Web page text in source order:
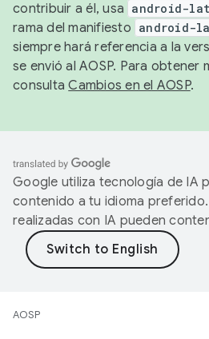
contribuir a él, usa android-
rama del manifiesto android-
siempre hará referencia a la
se envió al AOSP. Para obtener
consultaCambios en el AOSP.
Google utiliza tecnología de IA
contenido a tu idioma
realizadas con IA pueden
AOSP